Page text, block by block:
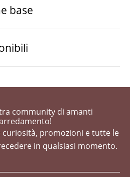
base
community di amanti
promozioni e tutte le
in qualsiasi momento.